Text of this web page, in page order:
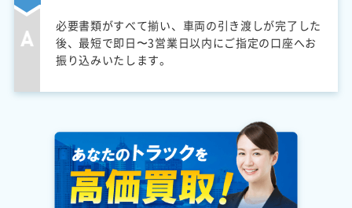
必要書類がすべて揃い、車両の引き渡しが完了した
後、最短で即日〜3営業日以内にご指定の口座へお
振り込みいたします。